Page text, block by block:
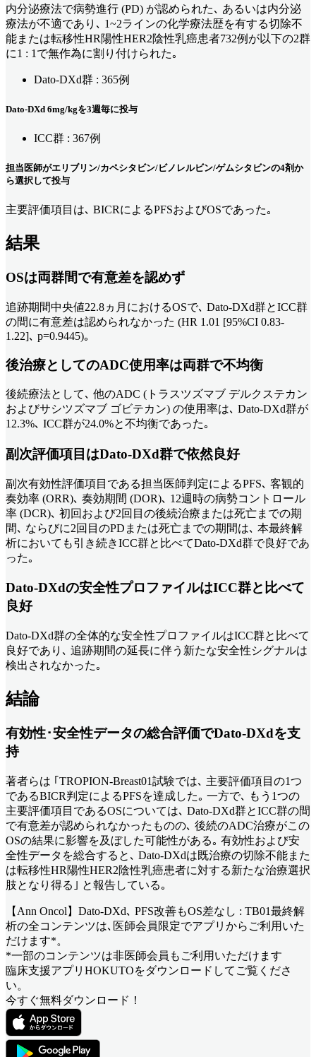
内分泌療法で病勢進行 (PD) が認められた､ あるいは内分泌
療法が不適であり､ 1~2ラインの化学療法歴を有する切除不
能または転移性HR陽性HER2陰性乳癌患者732例が以下の2群
に1 : 1で無作為に割り付けられた｡
Dato-DXd群 : 365例
Dato-DXd 6mg/kgを3週毎に投与
ICC群 : 367例
担当医師がエリブリン/カペシタビン/ビノレルビン/ゲムシタビンの4剤か
ら選択して投与
主要評価項目は､ BICRによるPFSおよびOSであった｡
結果
OSは両群間で有意差を認めず
追跡期間中央値22.8ヵ月におけるOSで､ Dato-DXd群とICC群
の間に有意差は認められなかった (HR 1.01 [95%CI 0.83-
1.22]､ p=0.9445)｡
後治療としてのADC使用率は両群で不均衡
後続療法として､ 他のADC (トラスツズマブ デルクステカン
およびサシツズマブ ゴビテカン) の使用率は､ Dato-DXd群が
12.3%､ ICC群が24.0%と不均衡であった｡
副次評価項目はDato-DXd群で依然良好
副次有効性評価項目である担当医師判定によるPFS､ 客観的
奏効率 (ORR)､ 奏効期間 (DOR)､ 12週時の病勢コントロール
率 (DCR)､ 初回および2回目の後続治療または死亡までの期
間､ ならびに2回目のPDまたは死亡までの期間は､ 本最終解
析においても引き続きICC群と比べてDato-DXd群で良好であ
った｡
Dato-DXdの安全性プロファイルはICC群と比べて
良好
Dato-DXd群の全体的な安全性プロファイルはICC群と比べて
良好であり､ 追跡期間の延長に伴う新たな安全性シグナルは
検出されなかった｡
結論
有効性･安全性データの総合評価でDato-DXdを支
持
著者らは ｢TROPION-Breast01試験では､ 主要評価項目の1つ
であるBICR判定によるPFSを達成した｡ 一方で､ もう1つの
主要評価項目であるOSについては､ Dato-DXd群とICC群の間
で有意差が認められなかったものの､ 後続のADC治療がこの
OSの結果に影響を及ぼした可能性がある｡ 有効性および安
全性データを総合すると､ Dato-DXdは既治療の切除不能また
は転移性HR陽性HER2陰性乳癌患者に対する新たな治療選択
肢となり得る｣ と報告している｡
【Ann Oncol】Dato-DXd､ PFS改善もOS差なし : TB01最終解
析の全コンテンツは､医師会員限定でアプリからご利用いた
だけます*。
*一部のコンテンツは非医師会員もご利用いただけます
臨床支援アプリHOKUTOをダウンロードしてご覧くださ
い。
今すぐ無料ダウンロード！